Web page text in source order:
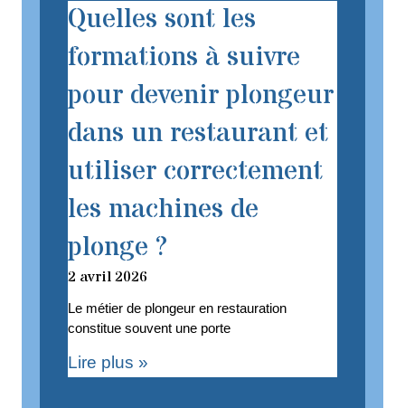
Quelles sont les
formations à suivre
pour devenir plongeur
dans un restaurant et
utiliser correctement
les machines de
plonge ?
2 avril 2026
Le métier de plongeur en restauration
constitue souvent une porte
Lire plus »